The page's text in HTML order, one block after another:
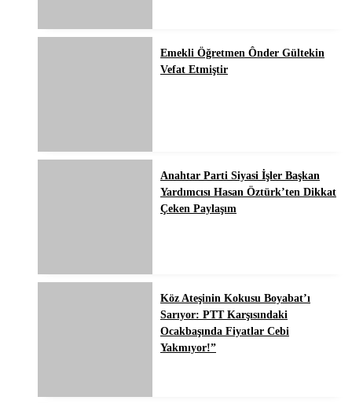
Emekli Öğretmen Ônder Gültekin
Vefat Etmiştir
Anahtar Parti Siyasi İşler Başkan
Yardımcısı Hasan Öztürk’ten Dikkat
Çeken Paylaşım
Köz Ateşinin Kokusu Boyabat’ı
Sarıyor: PTT Karşısındaki
Ocakbaşında Fiyatlar Cebi
Yakmıyor!”